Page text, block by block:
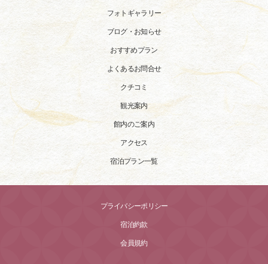
フォトギャラリー
ブログ・お知らせ
おすすめプラン
よくあるお問合せ
クチコミ
観光案内
館内のご案内
アクセス
宿泊プラン一覧
プライバシーポリシー
宿泊約款
会員規約